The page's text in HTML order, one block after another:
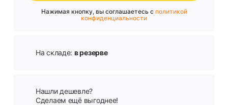
Нажимая кнопку, вы соглашаетесь с политикой
конфиденциальности
На складе: в резерве
Нашли дешевле?
Сделаем ещё выгоднее!